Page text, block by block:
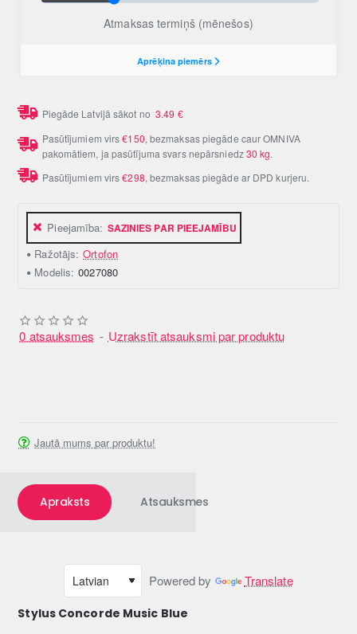
Pieejamība: SAZINIES PAR PIEEJAMĪBU
Ražotājs: Ortofon
Modelis: 0027080
0 atsauksmes - Uzrakstīt atsauksmi par produktu
Piegāde Latvijā sākot no3.49 €
Pasūtījumiem virs€150, bezmaksas piegāde caur OMNIVA
pakomātiem, ja pasūtījuma svars nepārsniedz30 kg.
Pasūtījumiem virs€298, bezmaksas piegāde ar DPD kurjeru.
Jautā mums par produktu!
Apraksts Atsauksmes
Powered by Translate
Stylus Concorde Music Blue